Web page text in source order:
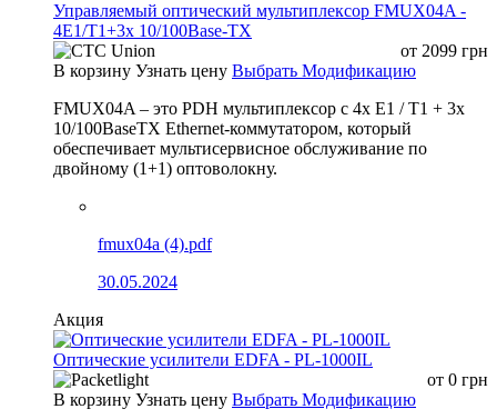
Управляемый оптический мультиплексор FMUX04A -
4E1/T1+3x 10/100Base-TX
от 2099 грн
В корзину Узнать цену Выбрать Модификацию
FMUX04A – это PDH мультиплексор с 4x E1 / T1 + 3x
10/100BaseTX Ethernet-коммутатором, который
обеспечивает мультисервисное обслуживание по
двойному (1+1) оптоволокну.
fmux04a (4).pdf
30.05.2024
Акция
Оптические усилители EDFA - PL-1000IL
от 0 грн
В корзину Узнать цену Выбрать Модификацию